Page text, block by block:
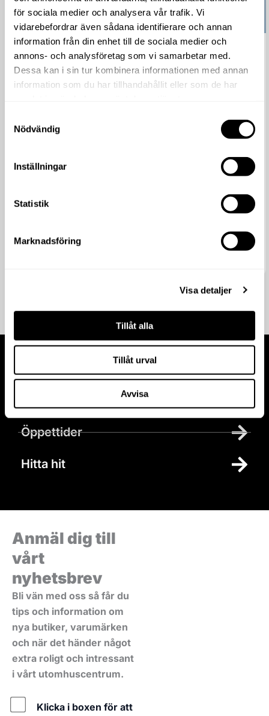
för sociala medier och analysera vår trafik. Vi
vidarebefordrar även sådana identifierare och annan
information från din enhet till de sociala medier och
annons- och analysföretag som vi samarbetar med.
Dessa kan i sin tur kombinera informationen med annan
information som du har tillhandahållit eller som de har
Nödvändig
Inställningar
Statistik
Marknadsföring
Visa detaljer
Tillåt alla
Tillåt urval
Avvisa
Garden Party, 8-10 maj
Läs mer
Välkommen på Garden Party – en blomstrande fest för
Besök oss
Öppettider
Hitta hit
Anmäl dig till
vårt
nyhetsbrev
Bli vän med oss så får du
tips och information om
nya butiker, varumärken
och när det händer något
extra roligt och intressant
i vårt utomhuscentrum.
Klicka i boxen för att